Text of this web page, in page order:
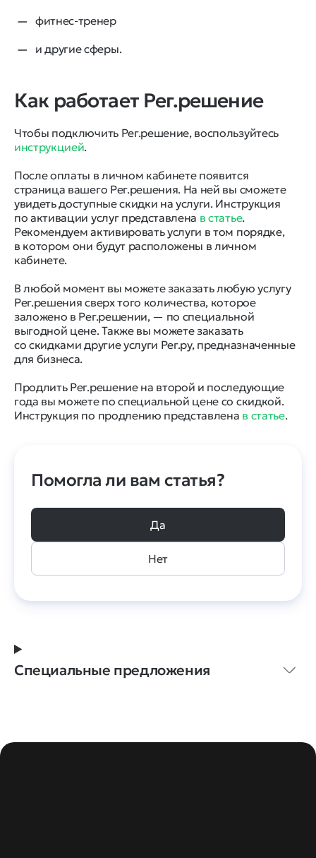
фитнес-тренер
и другие сферы.
Как работает Рег.решение
Чтобы подключить Рег.решение, воспользуйтесь
инструкцией.
После оплаты в личном кабинете появится
страница вашего Рег.решения. На ней вы сможете
увидеть доступные скидки на услуги. Инструкция
по активации услуг представлена в статье.
Рекомендуем активировать услуги в том порядке,
в котором они будут расположены в личном
кабинете.
В любой момент вы можете заказать любую услугу
Рег.решения сверх того количества, которое
заложено в Рег.решении, — по специальной
выгодной цене. Также вы можете заказать
со скидками другие услуги Рег.ру, предназначенные
для бизнеса.
Продлить Рег.решение на второй и последующие
года вы можете по специальной цене со скидкой.
Инструкция по продлению представлена в статье.
Помогла ли вам статья?
Да
Нет
Специальные предложения